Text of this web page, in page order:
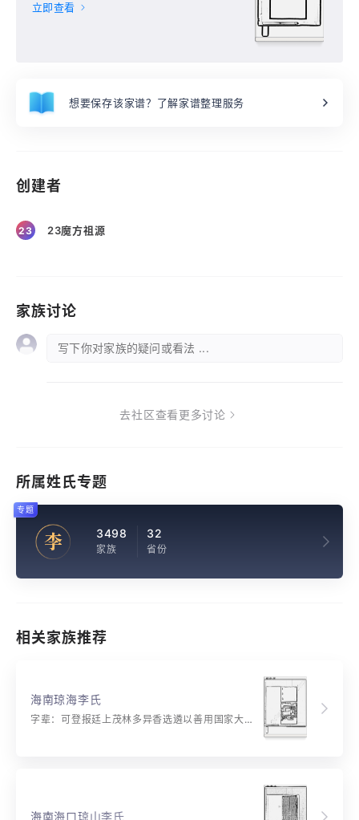
立即查看
想要保存该家谱？了解家谱整理服务
创建者
23 23魔方祖源
家族讨论
写下你对家族的疑问或看法 ...
去社区查看更多讨论
所属姓氏专题
李 3498
家族
32
省份
专题
相关家族推荐
海南琼海李氏
字辈：可登报廷上茂林多异香选遴以善用国家大名彰 仁孝和顺崇德建功立业兴百世修齐治平庆万年
海南海口琼山李氏